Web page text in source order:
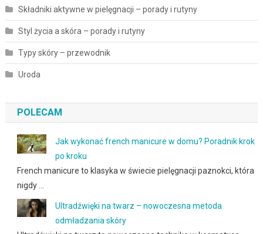
Składniki aktywne w pielęgnacji – porady i rutyny
Styl życia a skóra – porady i rutyny
Typy skóry – przewodnik
Uroda
POLECAM
Jak wykonać french manicure w domu? Poradnik krok
po kroku
French manicure to klasyka w świecie pielęgnacji paznokci, która
nigdy …
Ultradźwięki na twarz – nowoczesna metoda
odmładzania skóry